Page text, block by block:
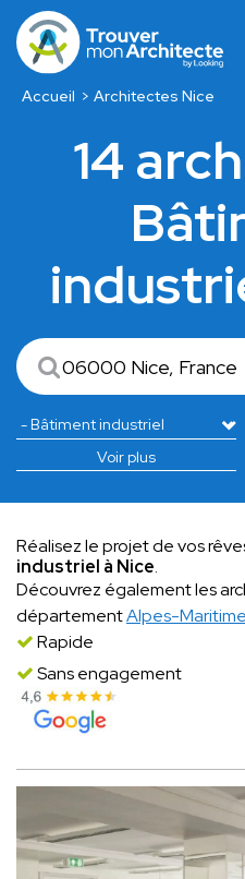
Accueil Architectes Nice
14
Voir plus
Réalisez le projet de vos
industriel à Nice.
Découvrez également les
départementAlpes-
Rapide
Sans engagement